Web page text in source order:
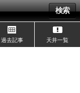
検索
過去記事 天井一覧